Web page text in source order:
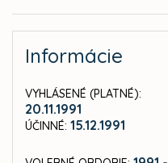
Informácie
VYHLÁSENÉ (PLATNÉ):
20.11.1991
ÚČINNÉ: 15.12.1991